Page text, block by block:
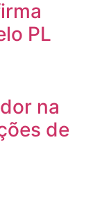
PL
na
de